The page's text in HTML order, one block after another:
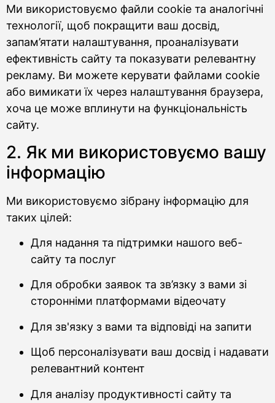
Ми використовуємо файли cookie та аналогічні
технології, щоб покращити ваш досвід,
запам’ятати налаштування, проаналізувати
ефективність сайту та показувати релевантну
рекламу. Ви можете керувати файлами cookie
або вимикати їх через налаштування браузера,
хоча це може вплинути на функціональність
сайту.
2. Як ми використовуємо вашу
інформацію
Ми використовуємо зібрану інформацію для
таких цілей:
Для надання та підтримки нашого веб-
сайту та послуг
Для обробки заявок та зв’язку з вами зі
сторонніми платформами відеочату
Для зв'язку з вами та відповіді на запити
Щоб персоналізувати ваш досвід і надавати
релевантний контент
Для аналізу продуктивності сайту та